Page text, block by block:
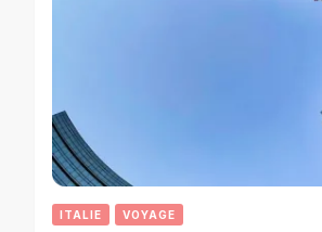
ITALIE VOYAGE